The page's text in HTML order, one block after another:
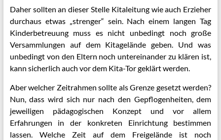
Daher sollten an dieser Stelle Kitaleitung wie auch Erzieher
durchaus etwas „strenger“ sein. Nach einem langen Tag
Kinderbetreuung muss es nicht unbedingt noch große
Versammlungen auf dem Kitagelände geben. Und was
unbedingt von den Eltern noch untereinander zu klären ist,
kann sicherlich auch vor dem Kita-Tor geklärt werden.
Aber welcher Zeitrahmen sollte als Grenze gesetzt werden?
Nun, dass wird sich nur nach den Gepflogenheiten, dem
jeweiligen pädagogischen Konzept und vor allem
Erfahrungen in der konkreten Einrichtung bestimmen
lassen. Welche Zeit auf dem Freigelände ist noch